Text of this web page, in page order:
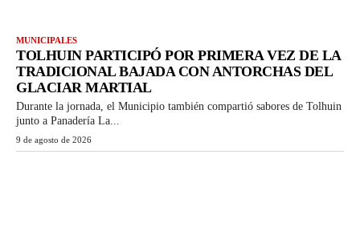
MUNICIPALES
TOLHUIN PARTICIPÓ POR PRIMERA VEZ DE LA
TRADICIONAL BAJADA CON ANTORCHAS DEL
GLACIAR MARTIAL
Durante la jornada, el Municipio también compartió sabores de Tolhuin
junto a Panadería La...
9 de agosto de 2026